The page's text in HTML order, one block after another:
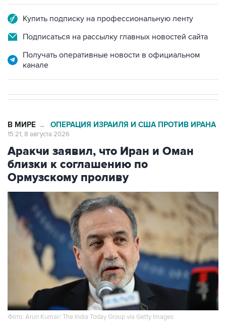
Подписаться на рассылку главных новостей сайта
Получать оперативные новости в официальном
Аракчи заявил, что Иран и Оман
близки к соглашению по
Ормузскому проливу
Фото: Arun Kumar/ The India Today Group via Getty Images
Москва. 8 августа. INTERFAX.RU - Тегеран и